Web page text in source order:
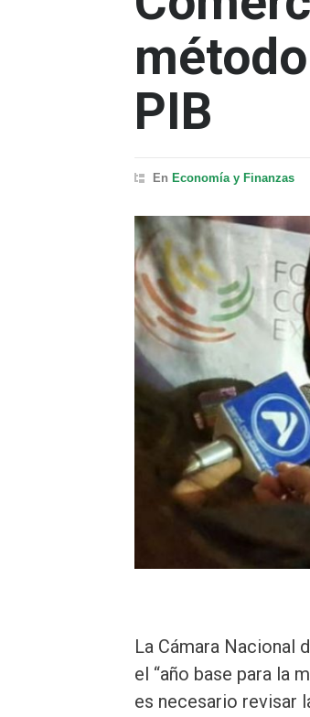
PIB
En Economía y Finanzas
La Cámara Nacional
el “año base para la
es necesario revisar